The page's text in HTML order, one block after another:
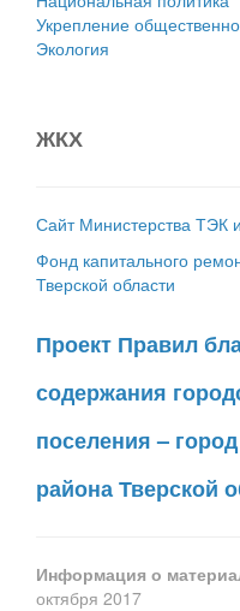
Укрепление
Экология
ЖКХ
Сайт Министерства ТЭК
Фонд капитального
Тверской области
Проект Правил
содержания
поселения –
района Тверской
Информация о
октября 2017